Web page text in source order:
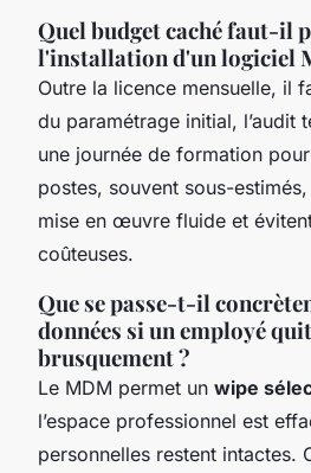
Quel budget caché faut-il
l'installation d'un logiciel
Outre la licence mensuelle, il
du paramétrage initial, l’audit
une journée de formation
postes, souvent sous-
mise en œuvre fluide et
coûteuses.
Que se passe-t-il
données si un employé
brusquement ?
Le MDM permet un wipe
l’espace professionnel est
personnelles restent intactes.